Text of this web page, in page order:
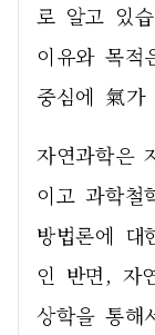
로 알고 있
이유와 목적
중심에 氣가
자연과학은
이고 과학철
방법론에 대
인 반면, 자
상학을 통해